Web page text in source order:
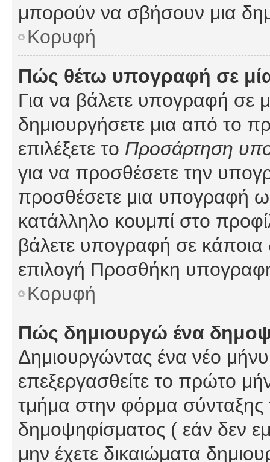
μπορούν να σβήσουν μια
Κορυφή
Πώς θέτω υπογραφή σε
Για να βάλετε υπογραφή σε
δημιουργήσετε μια από το
επιλέξετε το Προσάρτηση
για να προσθέσετε την
προσθέσετε μια υπογραφή
κατάλληλο κουμπί στο
βάλετε υπογραφή σε κάποια
επιλογή Προσθήκη
Κορυφή
Πώς δημιουργώ ένα
Δημιουργώντας ένα νέο
επεξεργασθείτε το πρώτο
τμήμα στην φόρμα σύνταξης
δημοψηφίσματος ( εάν δεν
μην έχετε δικαιώματα